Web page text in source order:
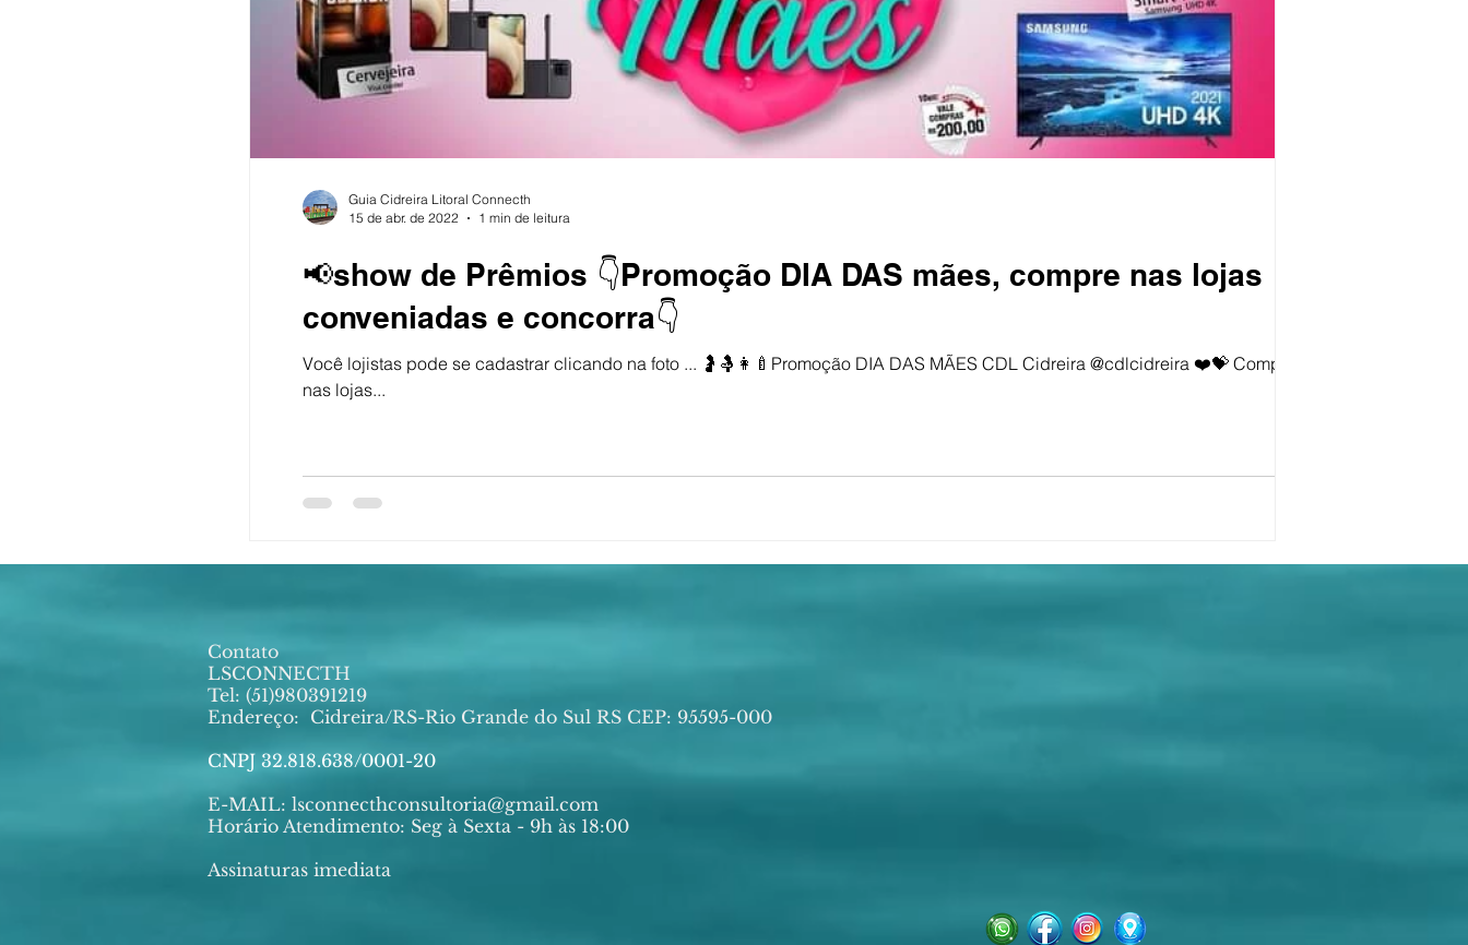
📢show de Prêmios 👇Promoção DIA DAS mães, compre nas lojas
conveniadas e concorra👇
Você lojistas pode se cadastrar clicando na foto ... 🤰🤱👩‍🍼Promoção DIA DAS MÃES CDL Cidreira @cdlcidreira ❤️💝 Comprando
nas lojas...
Guia Cidreira Litoral Connecth
15 de abr. de 2022
1 min de leitura
Contato
LSCONNECTH
Tel: (51)980391219
Endereço: Cidreira/RS-Rio Grande do Sul RS CEP: 95595-000
CNPJ 32.818.638/0001-20
E-MAIL: lsconnecthconsultoria@gmail.com
Horário Atendimento: Seg à Sexta - 9h às 18:00
Assinaturas imediata